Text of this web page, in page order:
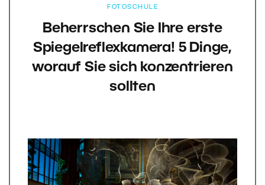
FOTOSCHULE
Beherrschen Sie Ihre erste
Spiegelreflexkamera! 5 Dinge,
worauf Sie sich konzentrieren
sollten